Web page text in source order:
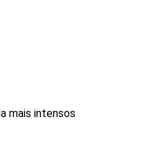
mais intensos